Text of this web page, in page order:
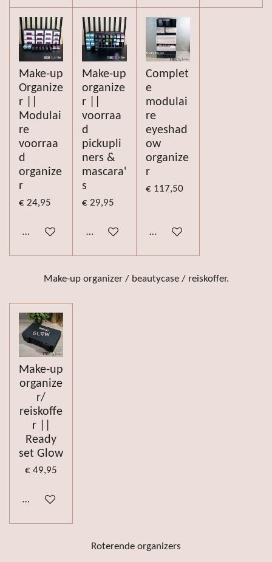
Make-up
Organize
r ||
Modulai
re
voorraa
d
organize
r
€ 24,95
Bekijk details
Make-up
organize
r ||
voorraa
d
pickupli
ners &
mascara'
s
€ 29,95
Bekijk details
Complet
e
modulai
re
eyeshad
ow
organize
r
€ 117,50
Bekijk details
Make-up organizer / beautycase / reiskoffer.
Make-up
organize
r/
reiskoffe
r ||
Ready
set Glow
€ 49,95
Bekijk details
Roterende organizers